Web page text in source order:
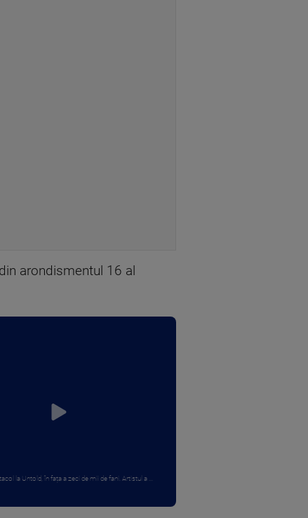
arondismentul 16 al
la Untold, în fața a zeci de mii de fani. Artistul a ...